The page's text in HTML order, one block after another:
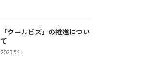
「クールビズ」の推進につい
て
2023.5.1